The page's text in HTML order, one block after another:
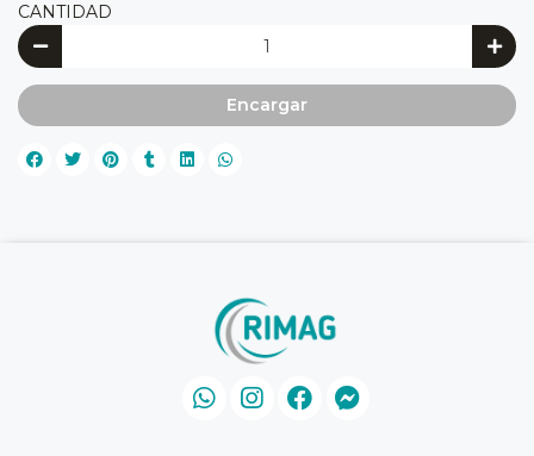
CANTIDAD
Encargar